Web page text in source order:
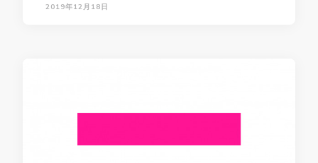
2019年12月18日